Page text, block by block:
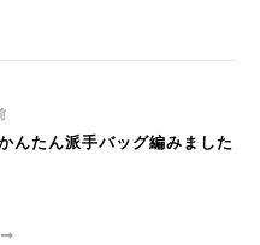
んたん派手バッグ編みました